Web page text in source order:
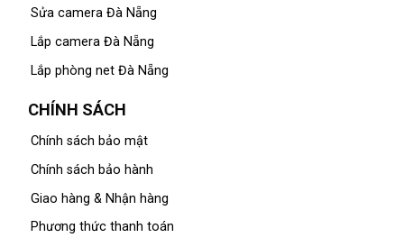
Sửa camera Đà Nẵng
Lắp camera Đà Nẵng
Lắp phòng net Đà Nẵng
CHÍNH SÁCH
Chính sách bảo mật
Chính sách bảo hành
Giao hàng & Nhận hàng
Phương thức thanh toán